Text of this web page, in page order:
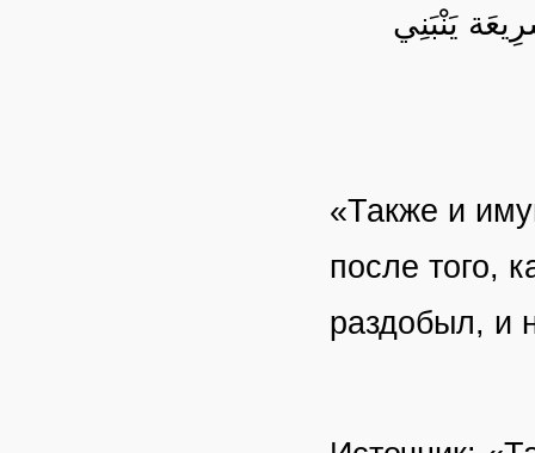
يَنْبَنِي
«Также и
после того,
раздобыл, и